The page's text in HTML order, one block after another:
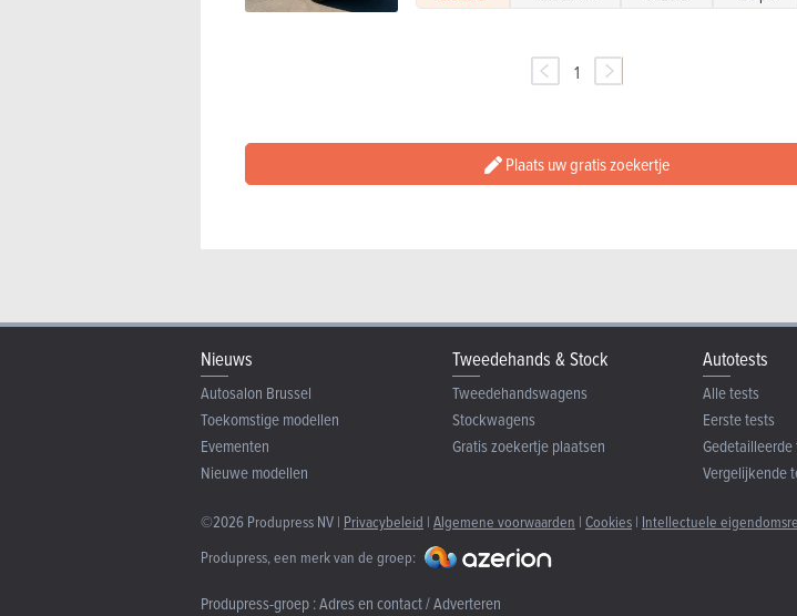
1
Plaats uw gratis zoekertje
Nieuws
Autosalon Brussel
Toekomstige modellen
Evementen
Nieuwe modellen
Tweedehands & Stock
Tweedehandswagens
Stockwagens
Gratis zoekertje plaatsen
Autotests
Alle tests
Eerste tests
Gedetailleerde
Vergelijkende
©2026 Produpress NV | Privacybeleid | Algemene voorwaarden | Cookies | Intellectuele
Produpress, een merk van de groep:
Produpress-groep :Adres en contact / Adverteren